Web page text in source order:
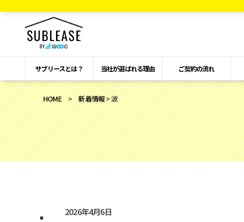
サブリースとは？ 当社が選ばれる理由 ご契約の流れ
HOME>新着情報> 波
2026年4月6日